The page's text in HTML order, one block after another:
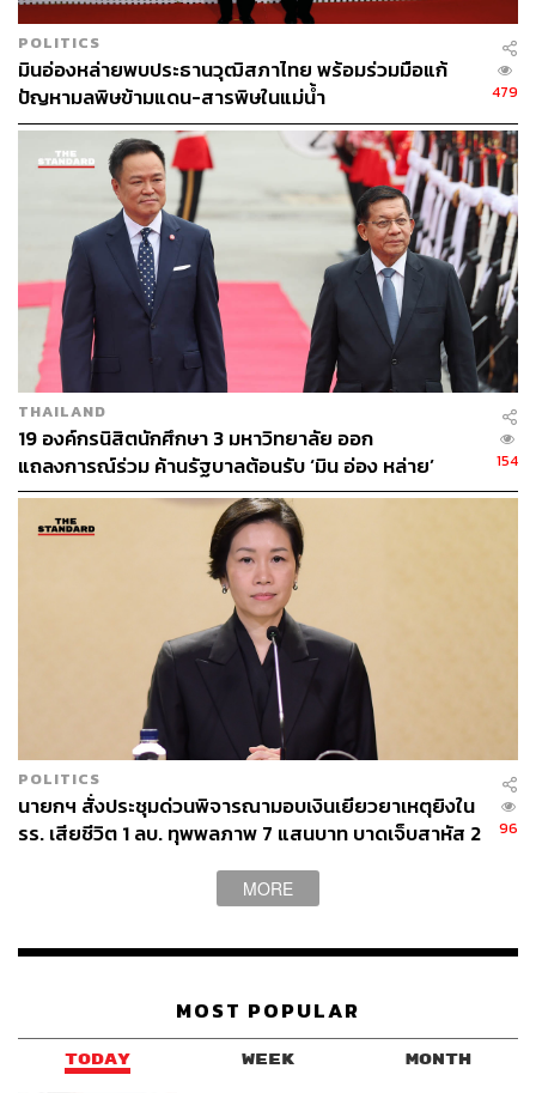
TAGS: วุฒิสภา สมาชิกวุฒิสภา (สว.)
สวัสดิ์ ทัศนา
ชายแดนไทย-กัมพูชา
เกาะติดวิกฤตการเมือง
นายกรัฐมนตรี
POLITICS
มินอ่องหล่ายพบประธานวุฒิสภาไทย พร้อมร่วมมือแก้
ปัญหามลพิษข้ามแดน-สารพิษในแม่น้ำ
479
THAILAND
19 องค์กรนิสิตนักศึกษา 3 มหาวิทยาลัย ออก
แถลงการณ์ร่วม ค้านรัฐบาลต้อนรับ ‘มิน อ่อง หล่าย’
154
POLITICS
นายกฯ สั่งประชุมด่วนพิจารณามอบเงินเยียวยาเหตุยิงใน
รร. เสียชีวิต 1 ลบ. ทุพพลภาพ 7 แสนบาท บาดเจ็บสาหัส 2
96
MORE
MOST POPULAR
TODAY WEEK MONTH